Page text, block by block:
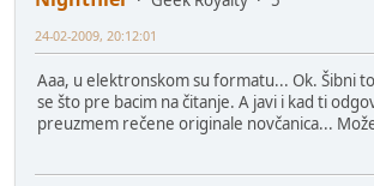
24-02-2009, 20:12:01
Aaa, u elektronskom su formatu... Ok. Šibni
se što pre bacim na čitanje. A javi i kad ti
preuzmem rečene originale novčanica...